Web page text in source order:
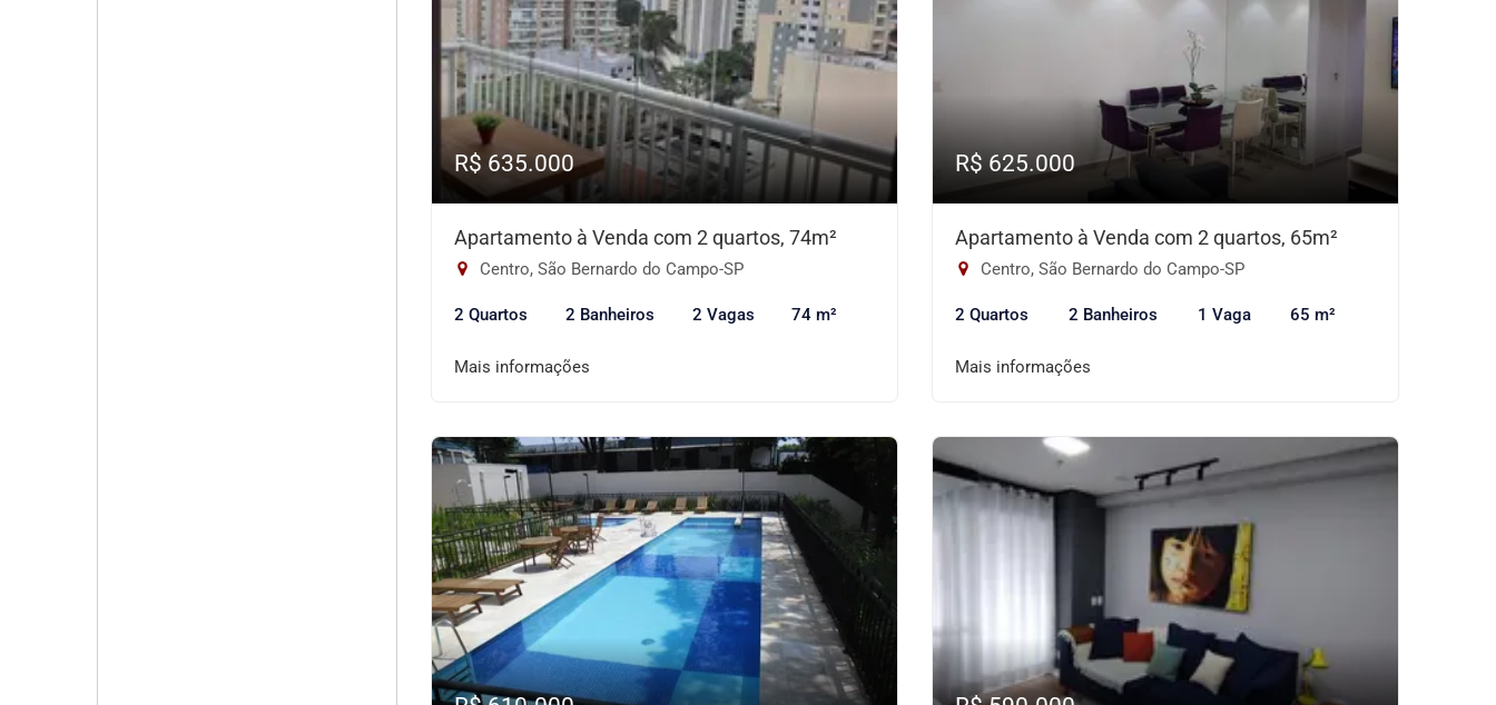
R$ 635.000
Apartamento à Venda com 2 quartos, 74m²
Centro, São Bernardo do Campo-SP
2 Quartos 2 Banheiros 2 Vagas 74 m²
Mais informações
R$ 625.000
Apartamento à Venda com 2 quartos, 65m²
Centro, São Bernardo do Campo-SP
2 Quartos 2 Banheiros 1 Vaga 65 m²
Mais informações